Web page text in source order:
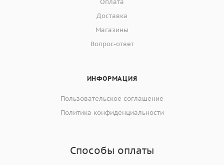
Оплата
Доставка
Магазины
Вопрос-ответ
ИНФОРМАЦИЯ
Пользовательское соглашение
Политика конфиденциальности
Способы оплаты